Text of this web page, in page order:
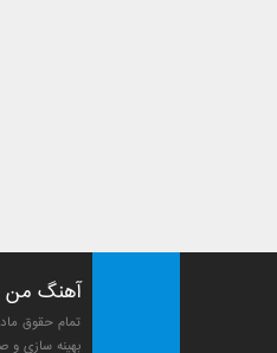
فرهاد جواهر کلامآهنگ من
تمام حقوق
بهینه سازی و